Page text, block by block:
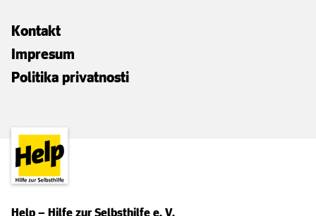
Kontakt
Impresum
Politika privatnosti
Help – Hilfe zur Selbsthilfe e. V.